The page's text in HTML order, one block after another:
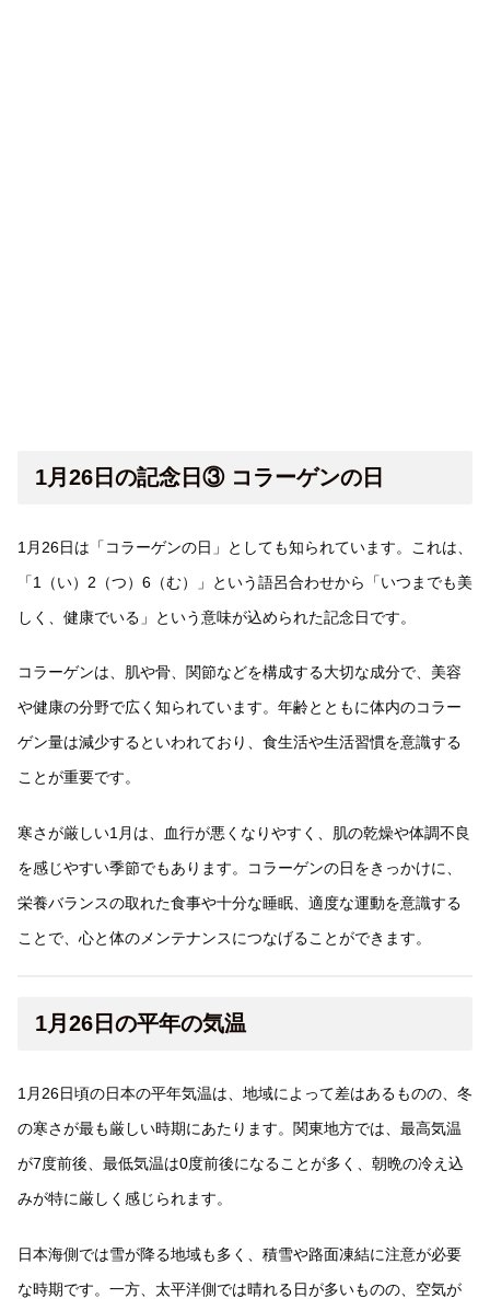
1月26日の記念日③ コラーゲンの日
1月26日は「コラーゲンの日」としても知られています。これは、
「1（い）2（つ）6（む）」という語呂合わせから「いつまでも美
しく、健康でいる」という意味が込められた記念日です。
コラーゲンは、肌や骨、関節などを構成する大切な成分で、美容
や健康の分野で広く知られています。年齢とともに体内のコラー
ゲン量は減少するといわれており、食生活や生活習慣を意識する
ことが重要です。
寒さが厳しい1月は、血行が悪くなりやすく、肌の乾燥や体調不良
を感じやすい季節でもあります。コラーゲンの日をきっかけに、
栄養バランスの取れた食事や十分な睡眠、適度な運動を意識する
ことで、心と体のメンテナンスにつなげることができます。
1月26日の平年の気温
1月26日頃の日本の平年気温は、地域によって差はあるものの、冬
の寒さが最も厳しい時期にあたります。関東地方では、最高気温
が7度前後、最低気温は0度前後になることが多く、朝晩の冷え込
みが特に厳しく感じられます。
日本海側では雪が降る地域も多く、積雪や路面凍結に注意が必要
な時期です。一方、太平洋側では晴れる日が多いものの、空気が